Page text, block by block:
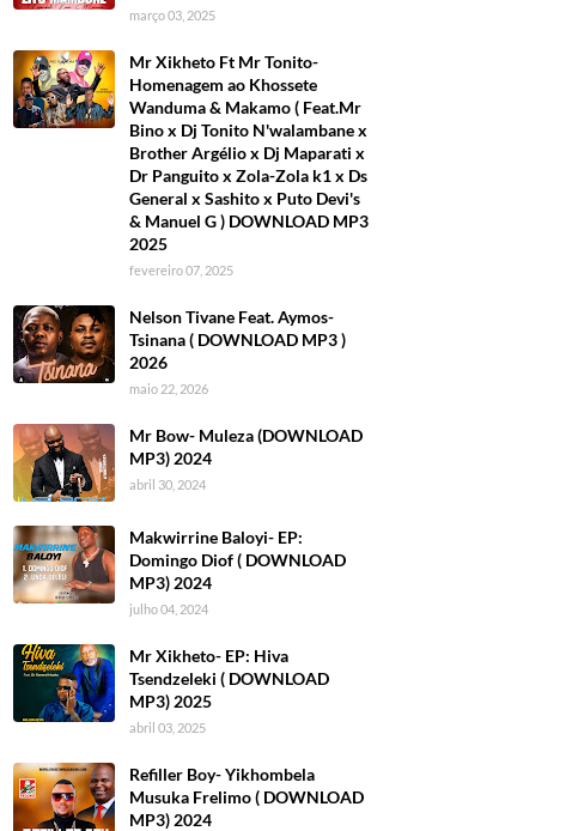
março 03, 2025
Mr Xikheto Ft Mr Tonito-
Homenagem ao Khossete
Wanduma & Makamo ( Feat.Mr
Bino x Dj Tonito N'walambane x
Brother Argélio x Dj Maparati x
Dr Panguito x Zola-Zola k1 x Ds
General x Sashito x Puto Devi's
& Manuel G ) DOWNLOAD MP3
2025
fevereiro 07, 2025
Nelson Tivane Feat. Aymos-
Tsinana ( DOWNLOAD MP3 )
2026
maio 22, 2026
Mr Bow- Muleza (DOWNLOAD
MP3) 2024
abril 30, 2024
Makwirrine Baloyi- EP:
Domingo Diof ( DOWNLOAD
MP3) 2024
julho 04, 2024
Mr Xikheto- EP: Hiva
Tsendzeleki ( DOWNLOAD
MP3) 2025
abril 03, 2025
Refiller Boy- Yikhombela
Musuka Frelimo ( DOWNLOAD
MP3) 2024